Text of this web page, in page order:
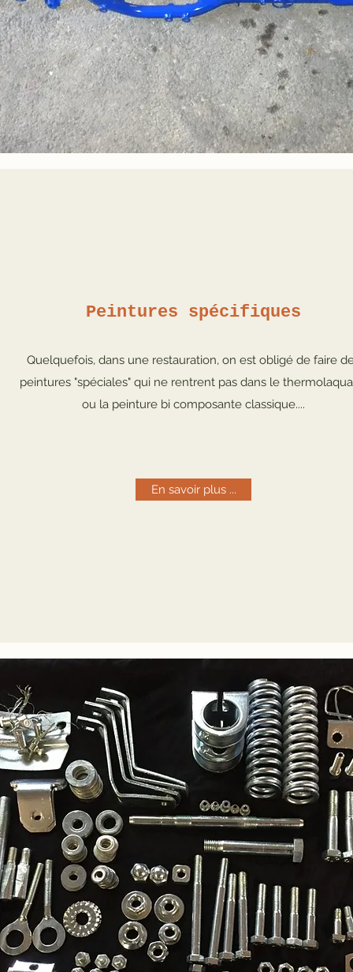
Peintures spécifiques
Quelquefois, dans une restauration, on est obligé de faire
peintures "spéciales" qui ne rentrent pas dans le
ou la peinture bi composante classique....
En savoir plus ...